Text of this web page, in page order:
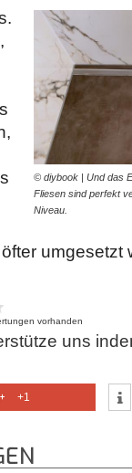
© diybook | Und das
Fliesen sind perfekt
Niveau.
umgesetzt
vorhanden
uns
+1